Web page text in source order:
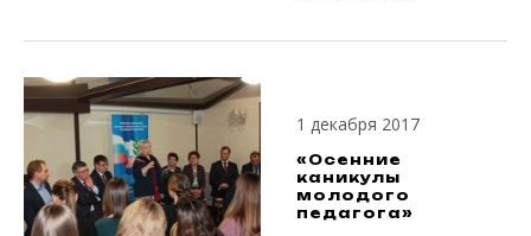
1 декабря 2017
«Осенние
каникулы
молодого
педагога»